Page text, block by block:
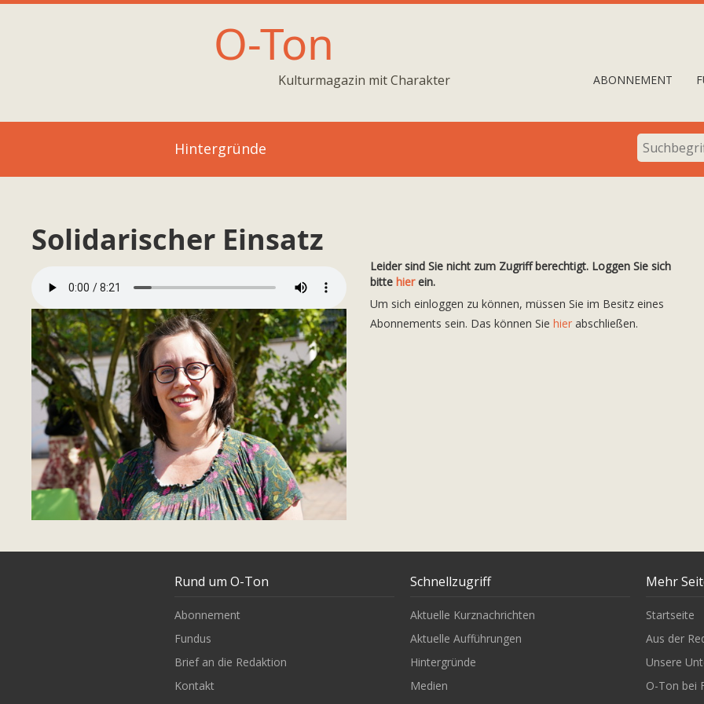
O-Ton
Kulturmagazin mit Charakter ABONNEMENT
Hintergründe
Solidarischer Einsatz
Leider sind Sie nicht zum Zugriff berechtigt. Loggen Sie sich
bittehierein.
Um sich einloggen zu können, müssen Sie im Besitz eines
Abonnements sein. Das können Siehier abschließen.
Rund um O-Ton
Abonnement
Fundus
Brief an die Redaktion
Kontakt
Schnellzugriff
Aktuelle Kurznachrichten
Aktuelle Aufführungen
Hintergründe
Medien
Mehr
Startseite
Aus der
Unsere
O-Ton bei